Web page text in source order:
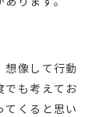
想像して行動
でも考えてお
てくると思い